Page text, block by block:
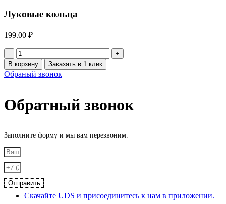
Луковые кольца
199.00 ₽
Количество
товара
Луковые
кольца
В корзину Заказать в 1 клик
Обраный звонок
Обратный звонок
Заполните форму и мы вам перезвоним.
Отправить
Скачайте UDS и присоединитесь к нам в приложении.